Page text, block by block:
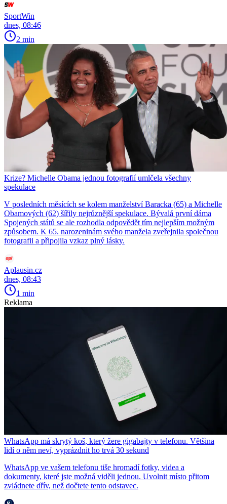
SportWin
dnes, 08:46
2 min
Krize? Michelle Obama jednou fotografií umlčela všechny
spekulace
V posledních měsících se kolem manželství Baracka (65) a Michelle
Obamových (62) šířily nejrůznější spekulace. Bývalá první dáma
Spojených států se ale rozhodla odpovědět tím nejlepším možným
způsobem. K 65. narozeninám svého manžela zveřejnila společnou
fotografii a připojila vzkaz plný lásky.
Aplausin.cz
dnes, 08:43
1 min
Reklama
WhatsApp má skrytý koš, který žere gigabajty v telefonu. Většina
lidí o něm neví, vyprázdnit ho trvá 30 sekund
WhatsApp ve vašem telefonu tiše hromadí fotky, videa a
dokumenty, které jste možná viděli jednou. Uvolnit místo přitom
zvládnete dřív, než dočtete tento odstavec.